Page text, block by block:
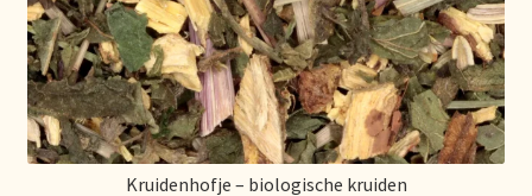
Kruidenhofje – biologische kruiden